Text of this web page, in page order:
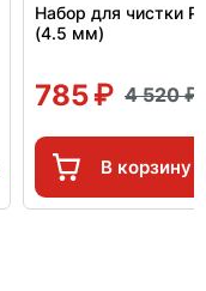
Набор для чистки
(4.5 мм)
785 4 520
В корзину